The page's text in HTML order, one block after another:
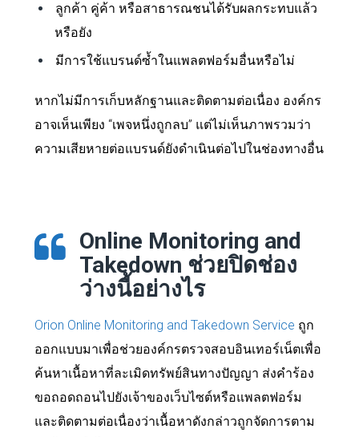
ลูกค้า คู่ค้า หรือสาธารณชนได้รับผลกระทบแล้ว
หรือยัง
มีการใช้แบรนด์ซ้ำในแพลตฟอร์มอื่นหรือไม่
หากไม่มีการเก็บหลักฐานและติดตามต่อเนื่อง องค์กร
อาจเห็นเพียง “เพจหนึ่งถูกลบ” แต่ไม่เห็นภาพรวมว่า
ความเสียหายต่อแบรนด์ยังดำเนินต่อไปในช่องทางอื่น
Online Monitoring and
Takedown ช่วยปิดช่อง
ว่างนี้อย่างไร
Orion Online Monitoring and Takedown Service ถูก
ออกแบบมาเพื่อช่วยองค์กรตรวจสอบอินเทอร์เน็ตเพื่อ
ค้นหาเนื้อหาที่ละเมิดทรัพย์สินทางปัญญา ส่งคำร้อง
ขอถอดถอนไปยังเจ้าของเว็บไซต์หรือแพลตฟอร์ม
และติดตามต่อเนื่องว่าเนื้อหาดังกล่าวถูกจัดการตาม